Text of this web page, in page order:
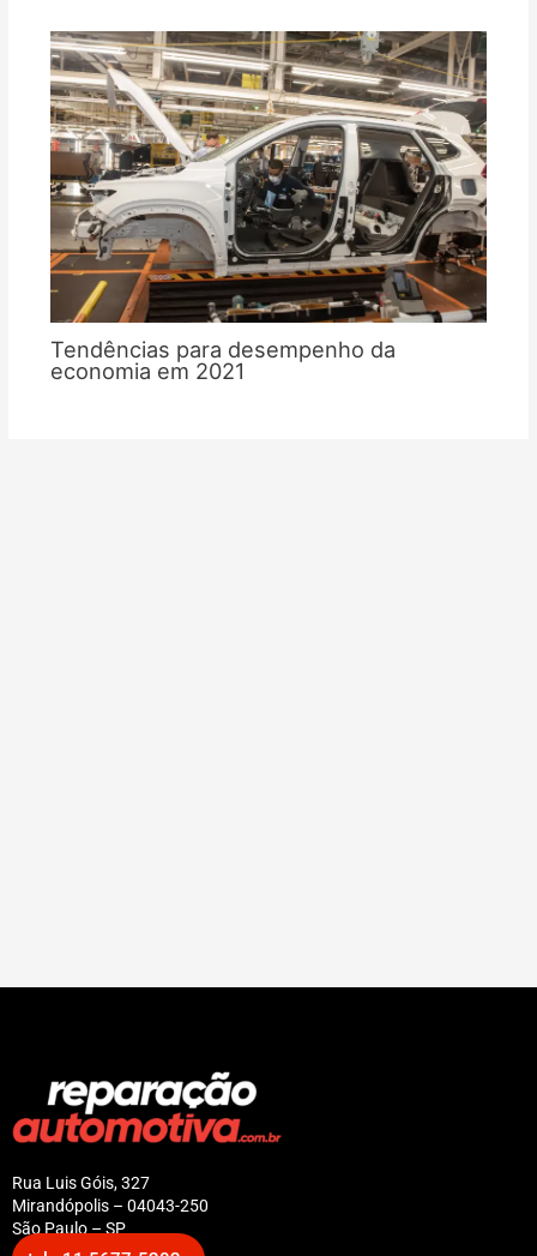
Tendências para desempenho da
economia em 2021
Rua Luis Góis, 327
Mirandópolis – 04043-250
São Paulo – SP